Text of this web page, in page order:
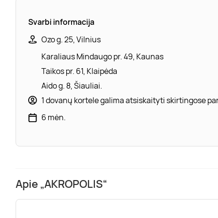
Svarbi informacija
Ozo g. 25, Vilnius
Karaliaus Mindaugo pr. 49, Kaunas
Taikos pr. 61, Klaipėda
Aido g. 8, Šiauliai.
1 dovanų kortele galima atsiskaityti skirtingose
6 mėn.
Apie „AKROPOLIS“